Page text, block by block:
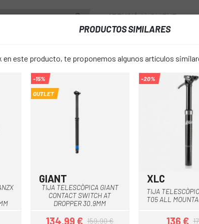
ATENCIÓ AL CLIENT
TIJA TELESCÒPICA AMB SUSPENSIÓ XLC SP-S14
TIJA
27.2MM
PREU:
PRODUCTOS SIMILARES
este producto, te proponemos algunos artículos
Negre
-15%
OUTLET
GIANT
TIJA TELESCÒPICA GIANT
CONTACT SWITCH AT
DROPPER 30.9MM
134,99 € 159,90 €
-20%
XLC
TIJA
T05 ALL
136 €